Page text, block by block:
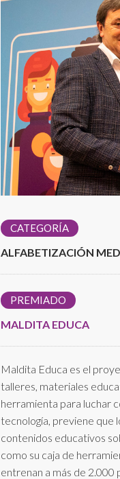
CATEGORÍA
ALFABETIZACIÓN
PREMIADO
MALDITA EDUCA
Maldita Educa es el
talleres, materiales
herramienta para luchar
tecnología, previene que
contenidos educativos
como su caja de
entrenan a más de 2.000